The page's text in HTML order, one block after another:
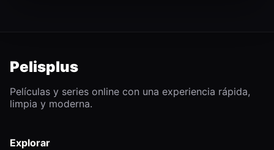
Pelisplus
Películas y series online con una experiencia rápida,
limpia y moderna.
Explorar